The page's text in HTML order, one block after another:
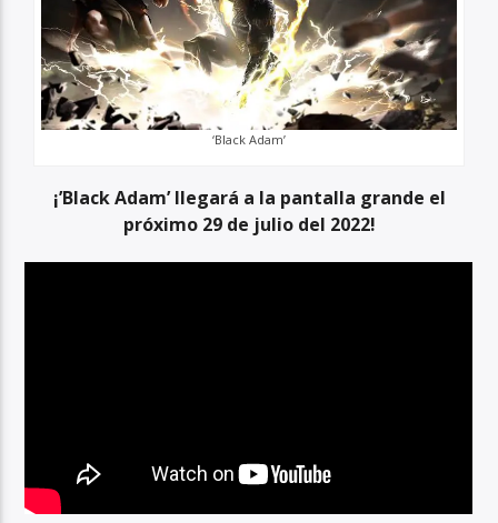
‘Black Adam’
¡’Black Adam’ llegará a la pantalla grande el
próximo 29 de julio del 2022!